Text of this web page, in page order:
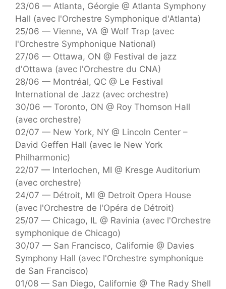
23/06 — Atlanta, Géorgie @ Atlanta Symphony
Hall (avec l'Orchestre Symphonique d'Atlanta)
25/06 — Vienne, VA @ Wolf Trap (avec
l'Orchestre Symphonique National)
27/06 — Ottawa, ON @ Festival de jazz
d'Ottawa (avec l'Orchestre du CNA)
28/06 — Montréal, QC @ Le Festival
International de Jazz (avec orchestre)
30/06 — Toronto, ON @ Roy Thomson Hall
(avec orchestre)
02/07 — New York, NY @ Lincoln Center –
David Geffen Hall (avec le New York
Philharmonic)
22/07 — Interlochen, MI @ Kresge Auditorium
(avec orchestre)
24/07 — Détroit, MI @ Detroit Opera House
(avec l'Orchestre de l'Opéra de Détroit)
25/07 — Chicago, IL @ Ravinia (avec l'Orchestre
symphonique de Chicago)
30/07 — San Francisco, Californie @ Davies
Symphony Hall (avec l'Orchestre symphonique
de San Francisco)
01/08 — San Diego, Californie @ The Rady Shell